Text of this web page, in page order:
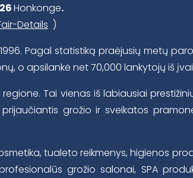
Honkonge.
Details )
Pagal statistiką praėjusių metų
o apsilankė net 70,000 lankytojų iš
Tai vienas iš labiausiai
grožio ir sveikatos
tualeto reikmenys, higienos
grožio salonai, SPA